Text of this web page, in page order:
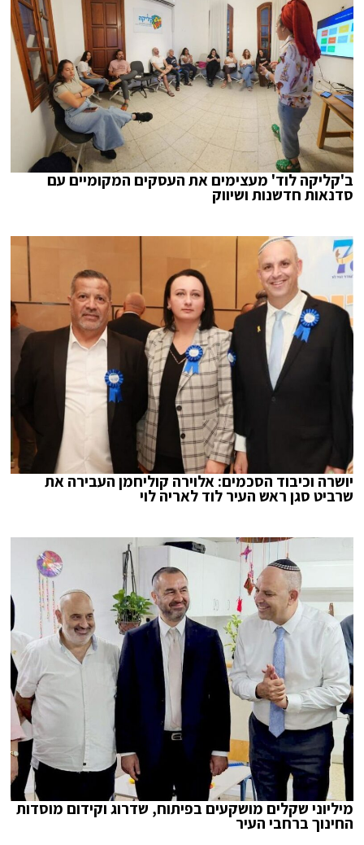
ב'קליקה לוד' מעצימים את העסקים המקומיים עם
סדנאות חדשנות ושיווק
יושרה וכיבוד הסכמים: אלוירה קוליחמן העבירה את
שרביט סגן ראש העיר לוד לאריה לוי
מיליוני שקלים מושקעים בפיתוח, שדרוג וקידום מוסדות
החינוך ברחבי העיר